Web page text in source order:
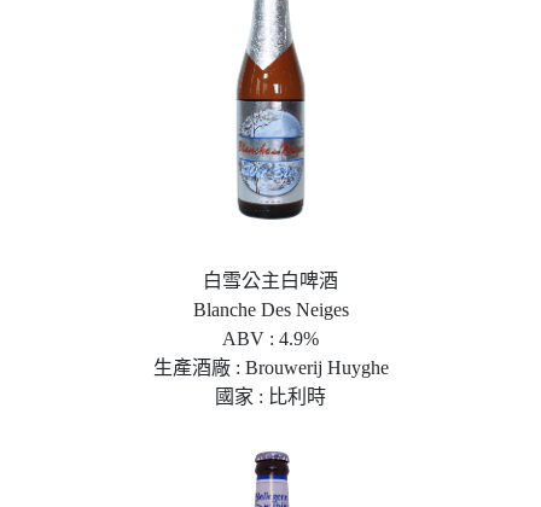
白雪公主白啤酒
Blanche Des Neiges
ABV : 4.9%
生產酒廠 : Brouwerij Huyghe
國家 : 比利時